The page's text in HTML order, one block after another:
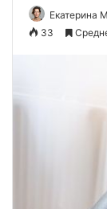
Екатерина
33